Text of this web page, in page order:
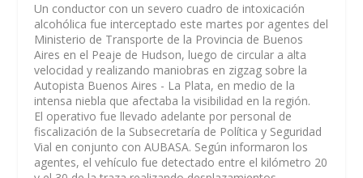
Un conductor con un severo cuadro de intoxicación
alcohólica fue interceptado este martes por agentes del
Ministerio de Transporte de la Provincia de Buenos
Aires en el Peaje de Hudson, luego de circular a alta
velocidad y realizando maniobras en zigzag sobre la
Autopista Buenos Aires - La Plata, en medio de la
intensa niebla que afectaba la visibilidad en la región.
El operativo fue llevado adelante por personal de
fiscalización de la Subsecretaría de Política y Seguridad
Vial en conjunto con AUBASA. Según informaron los
agentes, el vehículo fue detectado entre el kilómetro 20